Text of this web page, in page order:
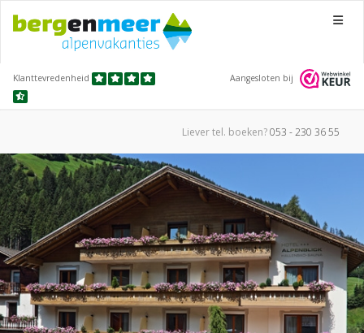
Menu
Klanttevredenheid Aangesloten bij
Liever tel. boeken?053 - 230 36 55